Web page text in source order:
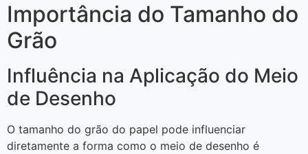
Importância do Tamanho do
Grão
Influência na Aplicação do Meio
de Desenho
O tamanho do grão do papel pode influenciar
diretamente a forma como o meio de desenho é